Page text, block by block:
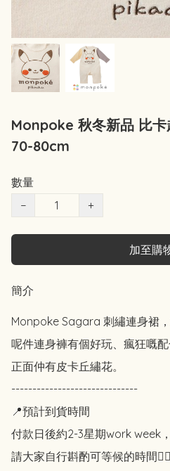
Monpoke 秋冬新品 比
70-80cm
數量
−
+
加至購
簡介
Monpoke Sagara 刺繡連身裙
呢件連身褲有個好玩、瘋狂嘅
正面仲有皮卡丘繡花。
------------------------------
📍預計到貨時間
付款日後約2-3星期work week
請大家自行斟酌可等候的時間